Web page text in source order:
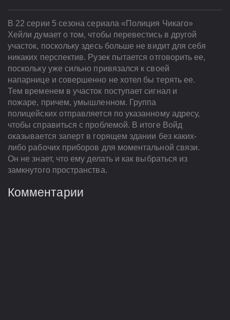
В 22 серии 5 сезона сериала «Полиция Чикаго»
Хейли думает о том, чтобы перевестись в другой
участок, поскольку здесь больше не видит для себя
никаких перспектив. Рузек пытается отговорить ее,
поскольку уже сильно привязался к своей
напарнице и совершенно не хотел бы терять ее.
Тем временем в участок поступает сигнал и
пожаре, причем, умышленном. Группа
полицейских отправляется по указанному адресу,
чтобы справиться с проблемой. В итоге Войд
оказывается заперт в горящем здании без каких-
либо рабочих приборов для моментальной связи.
Он не знает, что ему делать и как выбраться из
замкнутого пространства.
Комментарии